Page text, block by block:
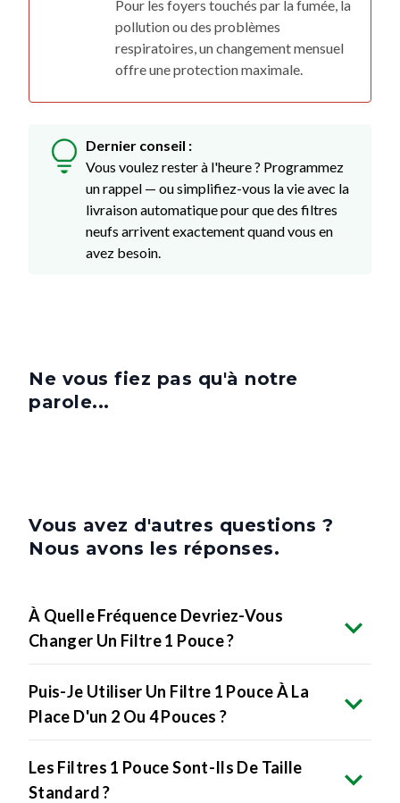
Pour les foyers touchés par la fumée, la
pollution ou des problèmes
respiratoires, un changement mensuel
offre une protection maximale.
Dernier conseil :
Vous voulez rester à l'heure ? Programmez
un rappel — ou simplifiez-vous la vie avec la
livraison automatique pour que des filtres
neufs arrivent exactement quand vous en
avez besoin.
Ne vous fiez pas qu'à notre
parole...
Vous avez d'autres questions ?
Nous avons les réponses.
À Quelle Fréquence Devriez-Vous
Changer Un Filtre 1 Pouce ?
Puis-Je Utiliser Un Filtre 1 Pouce À La
Place D'un 2 Ou 4 Pouces ?
Les Filtres 1 Pouce Sont-Ils De Taille
Standard ?